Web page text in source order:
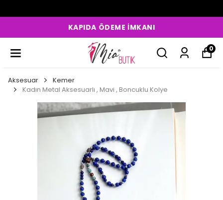
KAPIDA ÖDEME İMKANI
0
Aksesuar
Kemer
Kadın Metal Aksesuarlı , Mavi , Boncuklu Kolye